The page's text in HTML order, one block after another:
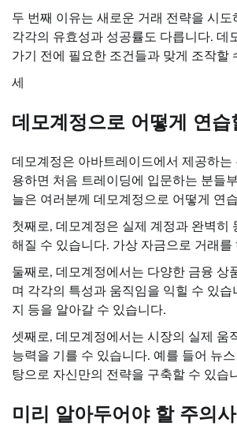
두 번째 이유는 새로운 거래 전략을 시
각각의 유효성과 성공률도 다릅니다. 데
가기 전에 필요한 조건들과 맞게 조작할
세
데모계정으로 어떻게 연습
데모계정은 아바트레이드에서 제공하
용하면 처음 트레이딩에 입문하는 분들
늘은 여러분께 데모계정으로 어떻게 연
첫째로, 데모계정은 실제 계정과 완벽
해질 수 있습니다. 가상 자금으로 거래
둘째로, 데모계정에서는 다양한 금융
며 각각의 특성과 움직임을 익힐 수 있
지 등을 알아갈 수 있습니다.
셋째로, 데모계정에서는 시장의 실제 움
능력을 기를 수 있습니다. 예를 들어 뉴
탕으로 자신만의 전략을 구축할 수 있습
미리 알아두어야 할 주의